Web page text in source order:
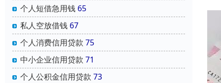
个人短借急用钱 65
私人空放借钱 67
个人消费信用贷款 75
中小企业信用贷款 71
个人公积金信用贷款 73